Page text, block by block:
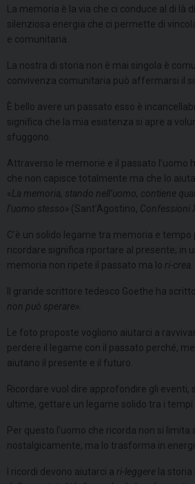
La memoria è la via che ci conduce al di là
silenziosa energia che ci permette di
e comunitaria.
La nostra di storia non è mai singola è
convivenza comunitaria può affermarsi il
È bello avere un passato esso è
significa che la mia esistenza si apre a
sfuggono.
Attraverso le memorie e il passato l’uomo
che non capisce totalmente ma che lo
«La memoria, stando nell’uomo, contiene
l’uomo stesso» (Sant’Agostino, Confessioni
C’è un solido legame tra memoria e
ricordare significa riportare al presente; in
memoria non ripete il passato ma lo ri-crea.
Il grande scrittore tedesco Goethe ha
non può sperare».
Le foto proposte vogliono aiutarci a
perdere il legame con il passato perché,
aiutano il presente e il futuro.
Ricordare vuol dire approfondire gli
ultime, gettare un legame solido tra i tempi
Per questo l’uomo che ricorda non si limita
nostalgicamente, ma lo trasforma in
I ricordi devono aiutarci a ri-leggere la